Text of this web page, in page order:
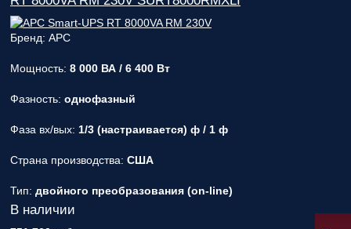
Бренд: APC
Мощность: 8 000 ВА / 6 400 Вт
Фазность: однофазный
Фаза вх/вых: 1/3 (настраивается) ф / 1 ф
Страна производства: США
Тип: двойного преобразования (on-line)
В наличии